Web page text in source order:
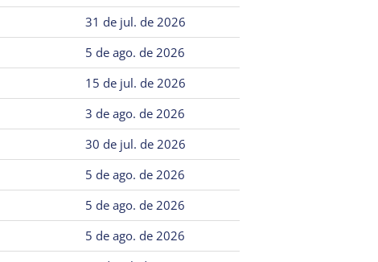
31 de jul. de 2026
5 de ago. de 2026
15 de jul. de 2026
3 de ago. de 2026
30 de jul. de 2026
5 de ago. de 2026
5 de ago. de 2026
5 de ago. de 2026